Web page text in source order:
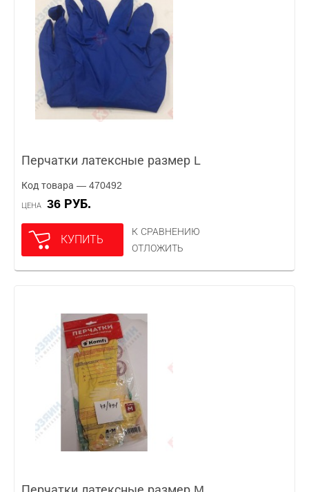
Перчатки латексные размер L
Код товара — 470492
ЦЕНА 36 РУБ.
КУПИТЬ
К СРАВНЕНИЮ
ОТЛОЖИТЬ